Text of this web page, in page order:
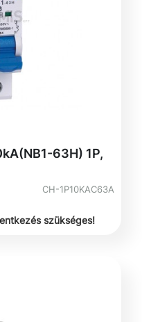
63H) 1P,
CH-1P10KAC63A
szükséges!